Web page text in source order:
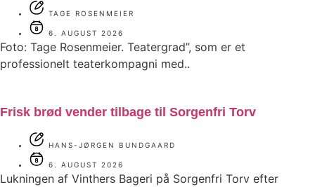
TAGE ROSENMEIER
6. AUGUST 2026
Foto: Tage Rosenmeier. Teatergrad”, som er et
professionelt teaterkompagni med..
Frisk brød vender tilbage til Sorgenfri Torv
HANS-JØRGEN BUNDGAARD
6. AUGUST 2026
Lukningen af Vinthers Bageri på Sorgenfri Torv efter